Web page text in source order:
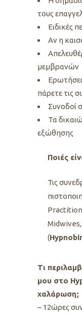
τους
Ειδικές
Αν η
μεμβρανών
πάρετε τις
Συνοδοί
Τα
εξώθησης
Ποιές
Τις
(
Tι
μου στο
χαλάρωση;
– 12ώρες